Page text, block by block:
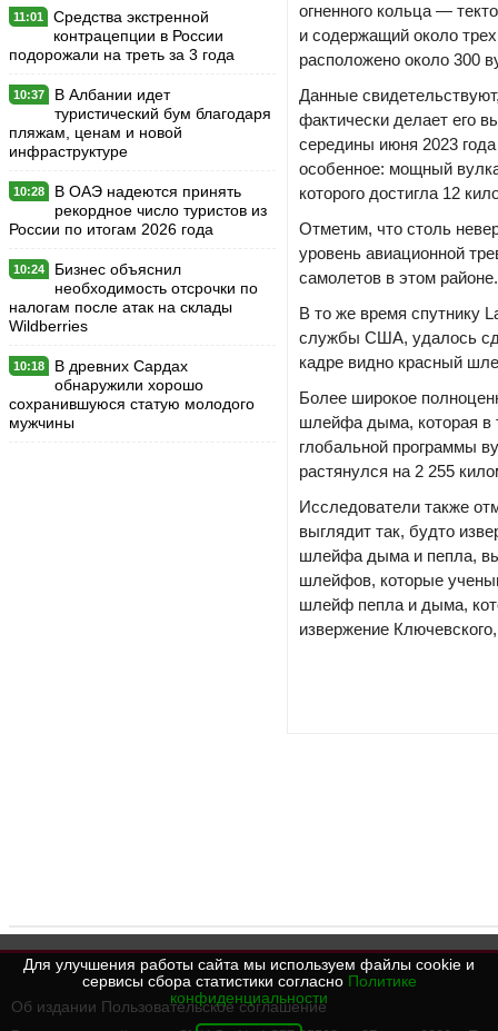
11:01
Средства экстренной
контрацепции в России
подорожали на треть за 3 года
10:37
В Албании идет
туристический бум благодаря
пляжам, ценам и новой
инфраструктуре
10:28
В ОАЭ надеются принять
рекордное число туристов из
России по итогам 2026 года
10:24
Бизнес объяснил
необходимость отсрочки по
налогам после атак на склады
Wildberries
10:18
В древних Сардах
обнаружили хорошо
сохранившуюся статую молодого
мужчины
огненного кольца —
и содержащий около
расположено около 300
Данные
фактически делает его
середины июня 2023
особенное: мощный
которого достигла 12
Отметим, что столь
уровень авиационной
самолетов в этом районе.
В то же время спутнику
службы США, удалось
кадре видно красный
Более широкое
шлейфа дыма, которая в
глобальной программы
растянулся на 2 255
Исследователи также
выглядит так, будто
шлейфа дыма и пепла,
шлейфов, которые
шлейф пепла и дыма,
извержение
Об издании Пользовательское соглашение
Для улучшения работы сайта мы используем файлы cookie и
сервисы сбора статистики согласно Политике
конфиденциальности